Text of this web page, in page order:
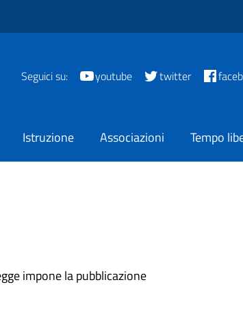
Seguici su: youtube twitter
Istruzione Associazioni Tempo
impone la pubblicazione